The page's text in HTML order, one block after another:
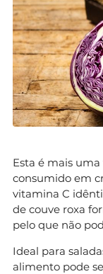
Esta é mais
consumido em
vitamina C
de couve roxa
pelo que não
Ideal para
alimento pode